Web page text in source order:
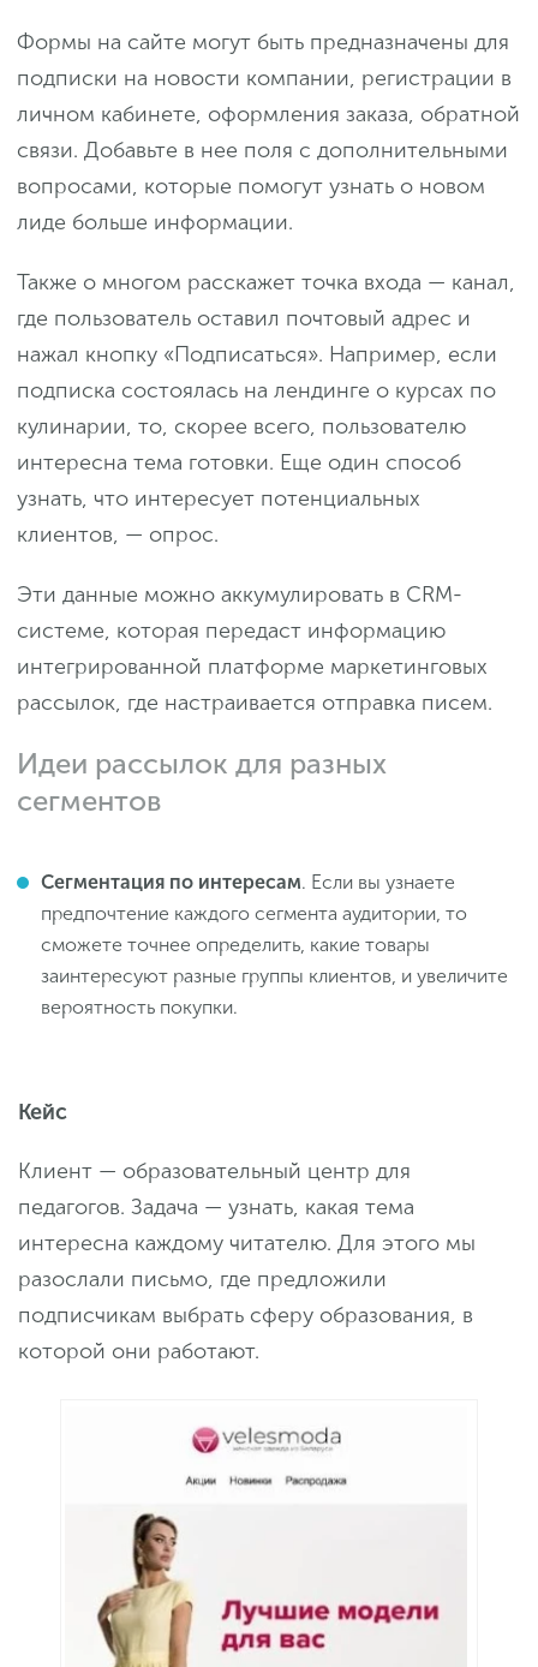
Формы на сайте могут быть предназначены для
подписки на новости компании, регистрации в
личном кабинете, оформления заказа, обратной
связи. Добавьте в нее поля с дополнительными
вопросами, которые помогут узнать о новом
лиде больше информации.
Также о многом расскажет точка входа — канал,
где пользователь оставил почтовый адрес и
нажал кнопку «Подписаться». Например, если
подписка состоялась на лендинге о курсах по
кулинарии, то, скорее всего, пользователю
интересна тема готовки. Еще один способ
узнать, что интересует потенциальных
клиентов, — опрос.
Эти данные можно аккумулировать в CRM-
системе, которая передаст информацию
интегрированной платформе маркетинговых
рассылок, где настраивается отправка писем.
Идеи рассылок для разных
сегментов
Сегментация по интересам. Если вы узнаете
предпочтение каждого сегмента аудитории, то
сможете точнее определить, какие товары
заинтересуют разные группы клиентов, и увеличите
вероятность покупки.
Кейс
Клиент — образовательный центр для
педагогов. Задача — узнать, какая тема
интересна каждому читателю. Для этого мы
разослали письмо, где предложили
подписчикам выбрать сферу образования, в
которой они работают.